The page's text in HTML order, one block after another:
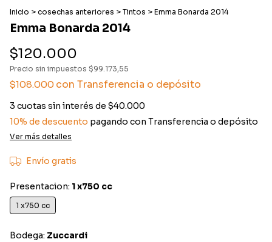
Inicio > cosechas anteriores > Tintos > Emma Bonarda 2014
Emma Bonarda 2014
$120.000
Precio sin impuestos $99.173,55
$108.000 con Transferencia o depósito
3 cuotas sin interés de $40.000
10% de descuento pagando con Transferencia o depósito
Ver más detalles
Envío gratis
Presentacion: 1 x750 cc
1 x750 cc
Bodega: Zuccardi